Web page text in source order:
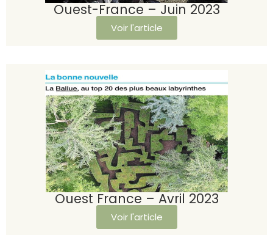
Ouest-France – Juin 2023
Voir l'article
Ouest France – Avril 2023
Voir l'article